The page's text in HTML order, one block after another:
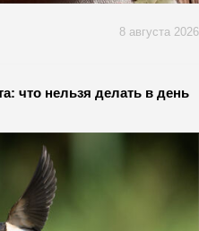
8 августа 2026
что нельзя делать в день